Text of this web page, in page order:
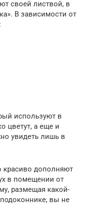
своей листвой, в
В зависимости от
используют в
цветут, а еще и
увидеть лишь в
красиво дополняют
в помещении от
размещая какой-
вы не